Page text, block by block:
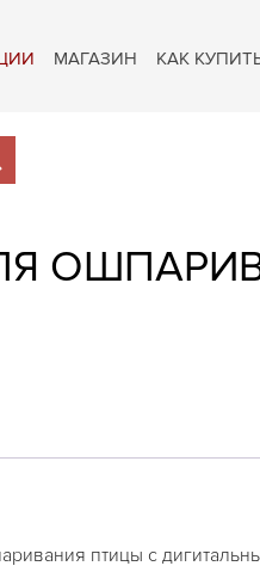
МАГАЗИН КАК
птицы с